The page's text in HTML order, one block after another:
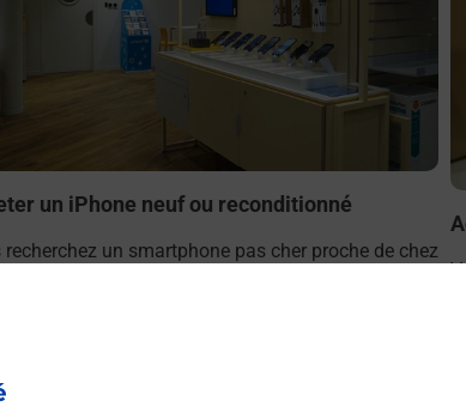
un iPhone neuf ou reconditionné
recherchez un smartphone pas cher proche de chez